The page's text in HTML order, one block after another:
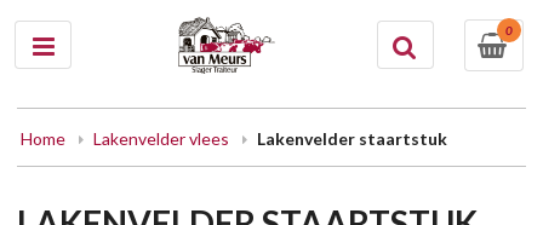
0
Home Lakenvelder vlees Lakenvelder staartstuk